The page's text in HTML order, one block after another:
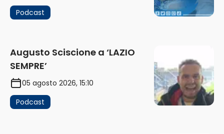
Podcast
Augusto Sciscione a ‘LAZIO
SEMPRE’
05 agosto 2026, 15:10
Podcast